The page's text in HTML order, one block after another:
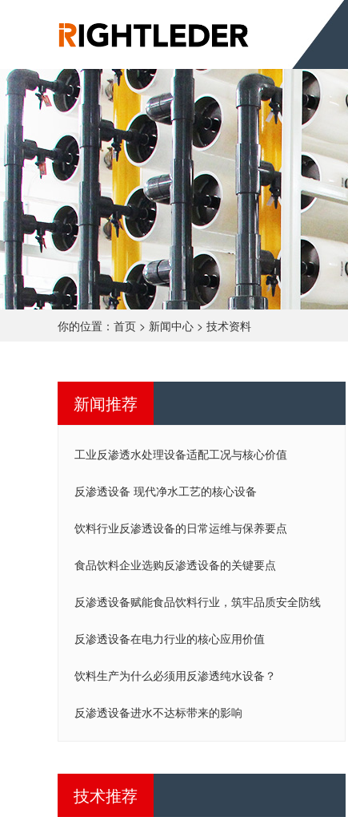
你的位置： 首页 > 新闻中心 > 技术资料
新闻推荐
工业反渗透水处理设备适配工况与核心价值
反渗透设备 现代净水工艺的核心设备
饮料行业反渗透设备的日常运维与保养要点
食品饮料企业选购反渗透设备的关键要点
反渗透设备赋能食品饮料行业，筑牢品质安全防线
反渗透设备在电力行业的核心应用价值
饮料生产为什么必须用反渗透纯水设备？
反渗透设备进水不达标带来的影响
技术推荐